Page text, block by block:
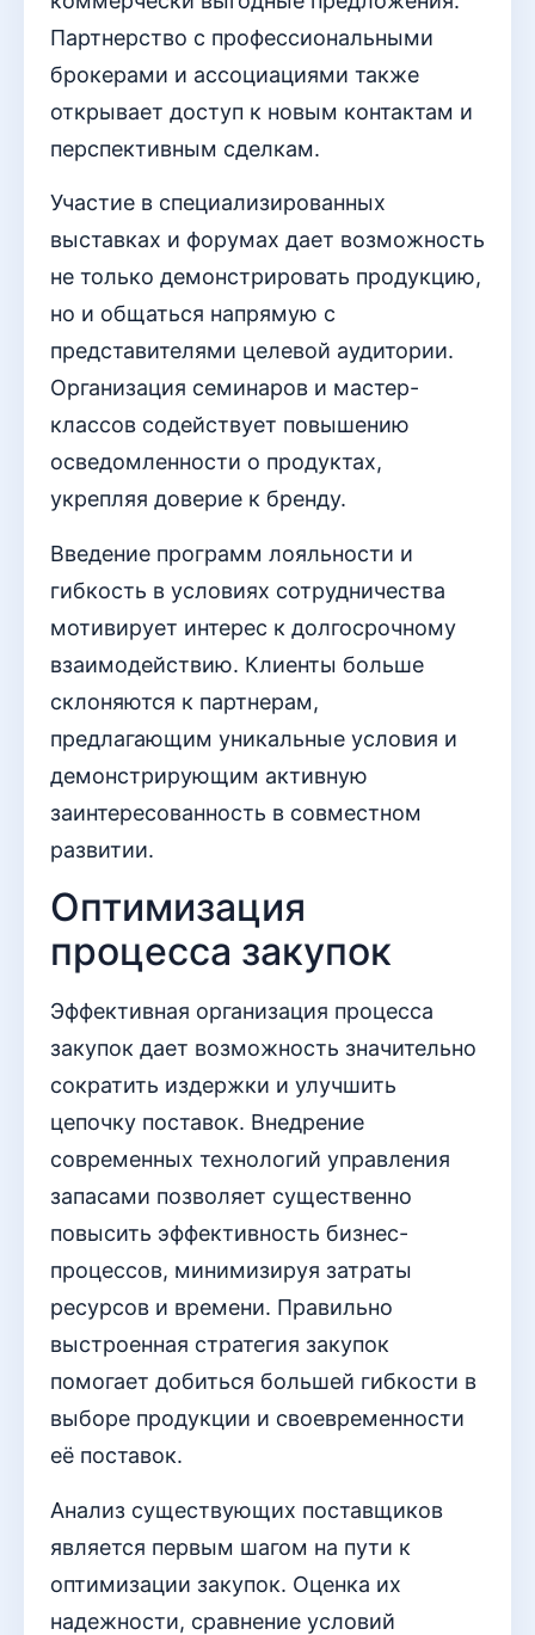
Партнерство с профессиональными
брокерами и ассоциациями также
открывает доступ к новым контактам и
перспективным сделкам.
Участие в специализированных
выставках и форумах дает возможность
не только демонстрировать продукцию,
но и общаться напрямую с
представителями целевой аудитории.
Организация семинаров и мастер-
классов содействует повышению
осведомленности о продуктах,
укрепляя доверие к бренду.
Введение программ лояльности и
гибкость в условиях сотрудничества
мотивирует интерес к долгосрочному
взаимодействию. Клиенты больше
склоняются к партнерам,
предлагающим уникальные условия и
демонстрирующим активную
заинтересованность в совместном
развитии.
Оптимизация
процесса закупок
Эффективная организация процесса
закупок дает возможность значительно
сократить издержки и улучшить
цепочку поставок. Внедрение
современных технологий управления
запасами позволяет существенно
повысить эффективность бизнес-
процессов, минимизируя затраты
ресурсов и времени. Правильно
выстроенная стратегия закупок
помогает добиться большей гибкости в
выборе продукции и своевременности
её поставок.
Анализ существующих поставщиков
является первым шагом на пути к
оптимизации закупок. Оценка их
надежности, сравнение условий